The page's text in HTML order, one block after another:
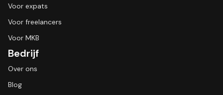
Voor expats
Voor freelancers
Voor MKB
Bedrijf
Over ons
Blog